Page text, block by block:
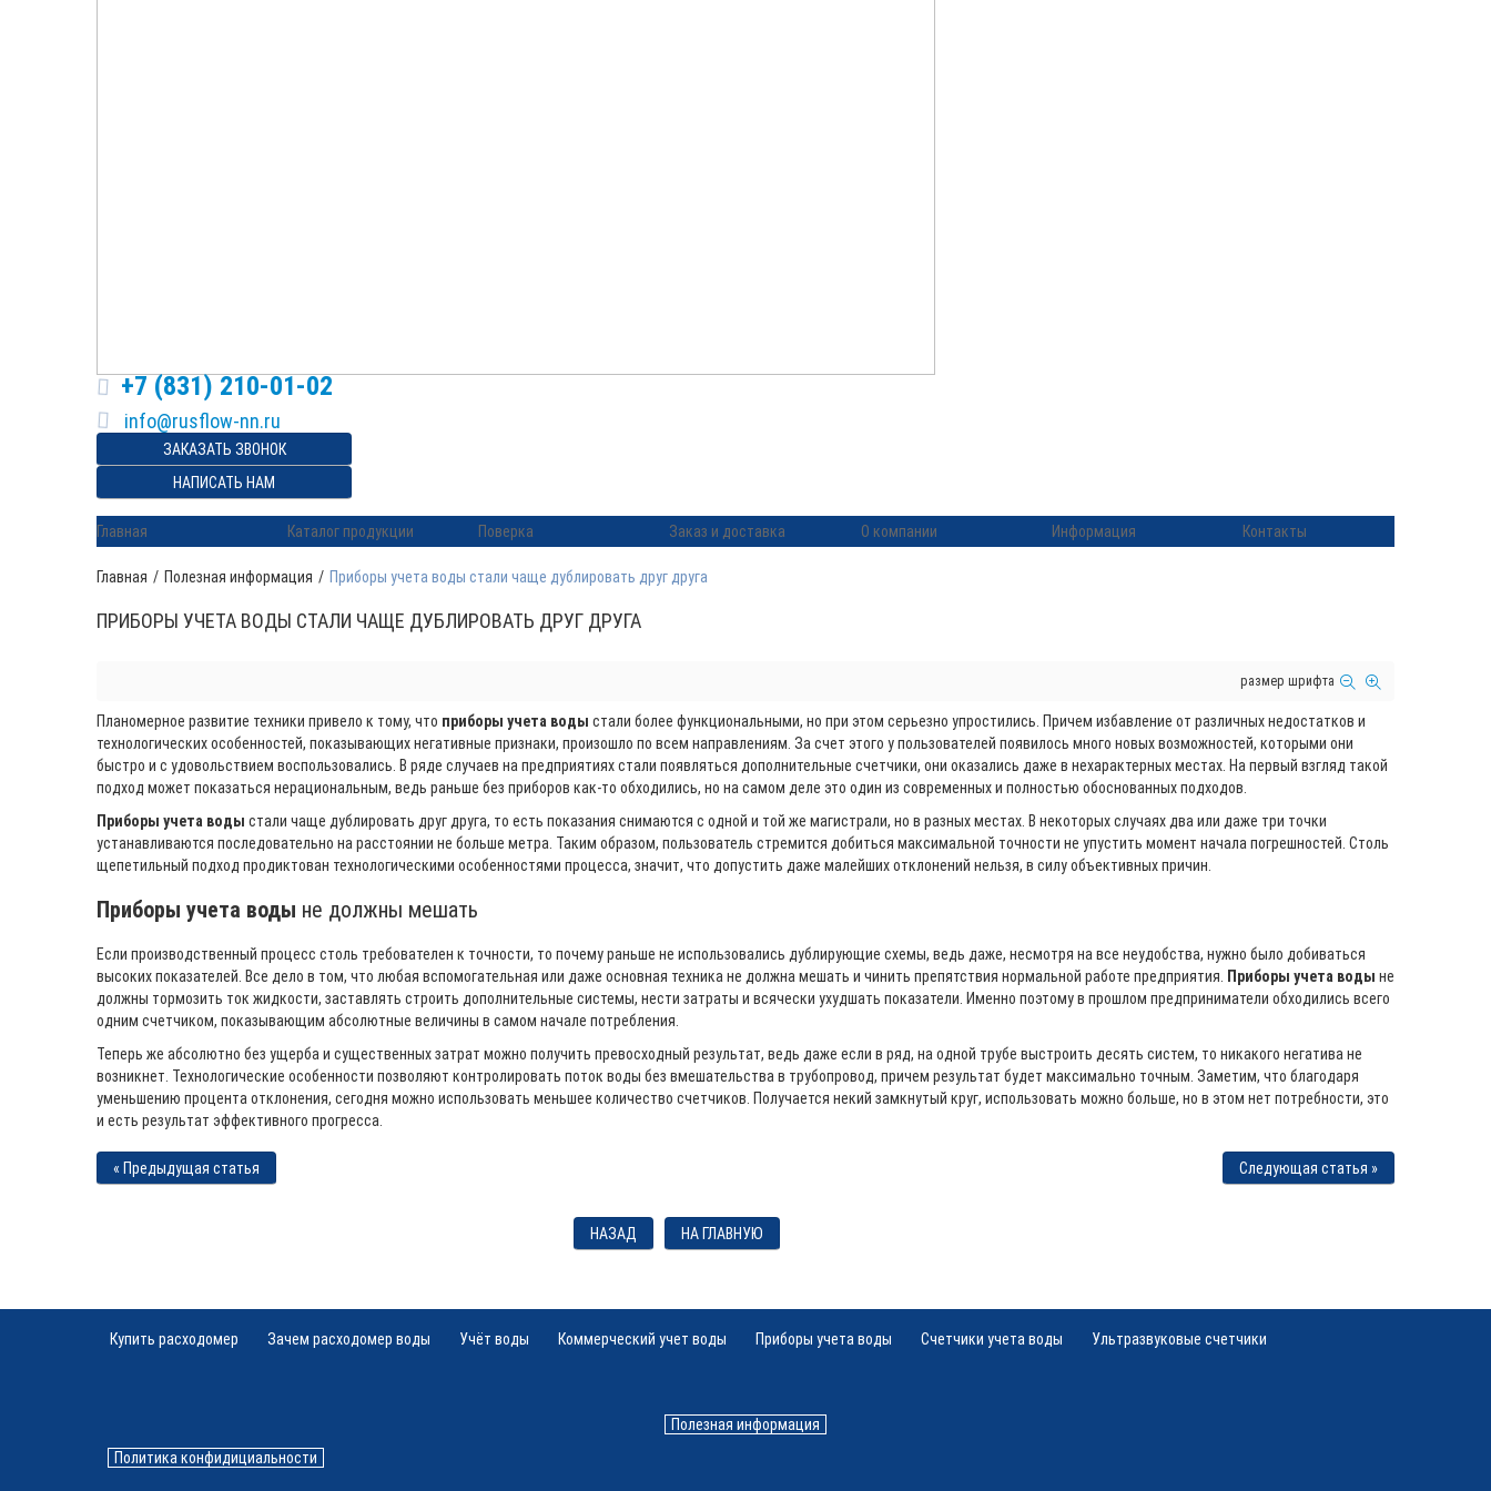
+7 (831) 210-01-02
ЗАКАЗАТЬ ЗВОНОК
НАПИСАТЬ НАМ
Главная Каталог продукции Поверка Заказ и доставка О компании Информация Контакты
Главная / Полезная информация / Приборы учета воды стали чаще дублировать друг друга
ПРИБОРЫ УЧЕТА ВОДЫ СТАЛИ ЧАЩЕ ДУБЛИРОВАТЬ ДРУГ ДРУГА
размер шрифта
Планомерное развитие техники привело к тому, что приборы учета воды стали более функциональными, но при этом серьезно упростились. Причем избавление от различных недостатков и
технологических особенностей, показывающих негативные признаки, произошло по всем направлениям. За счет этого у пользователей появилось много новых возможностей, которыми они
быстро и с удовольствием воспользовались. В ряде случаев на предприятиях стали появляться дополнительные счетчики, они оказались даже в нехарактерных местах. На первый взгляд такой
подход может показаться нерациональным, ведь раньше без приборов как-то обходились, но на самом деле это один из современных и полностью обоснованных подходов.
Приборы учета воды стали чаще дублировать друг друга, то есть показания снимаются с одной и той же магистрали, но в разных местах. В некоторых случаях два или даже три точки
устанавливаются последовательно на расстоянии не больше метра. Таким образом, пользователь стремится добиться максимальной точности не упустить момент начала погрешностей. Столь
щепетильный подход продиктован технологическими особенностями процесса, значит, что допустить даже малейших отклонений нельзя, в силу объективных причин.
Приборы учета воды не должны мешать
Если производственный процесс столь требователен к точности, то почему раньше не использовались дублирующие схемы, ведь даже, несмотря на все неудобства, нужно было добиваться
высоких показателей. Все дело в том, что любая вспомогательная или даже основная техника не должна мешать и чинить препятствия нормальной работе предприятия.
Приборы учета воды не
должны тормозить ток жидкости, заставлять строить дополнительные системы, нести затраты и всячески ухудшать показатели. Именно поэтому в прошлом предприниматели обходились всего
одним счетчиком, показывающим абсолютные величины в самом начале потребления.
Теперь же абсолютно без ущерба и существенных затрат можно получить превосходный результат, ведь даже если в ряд, на одной трубе выстроить десять систем, то никакого негатива не
возникнет. Технологические особенности позволяют контролировать поток воды без вмешательства в трубопровод, причем результат будет максимально точным. Заметим, что благодаря
уменьшению процента отклонения, сегодня можно использовать меньшее количество счетчиков. Получается некий замкнутый круг, использовать можно больше, но в этом нет потребности, это
и есть результат эффективного прогресса.
« Предыдущая статья Следующая статья »
НАЗАД НА ГЛАВНУЮ
Купить расходомер Зачем расходомер воды Учёт воды Коммерческий учет воды Приборы учета воды Счетчики учета воды Ультразвуковые счетчики
Полезная информация
Политика конфидициальности